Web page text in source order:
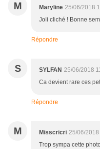
M Maryline 25/06/2018
Joli cliché ! Bonne
Répondre
S SYLFAN 25/06/2018
Ca devient rare ces
Répondre
M Misscricri 25/06/2018
Trop sympa cette